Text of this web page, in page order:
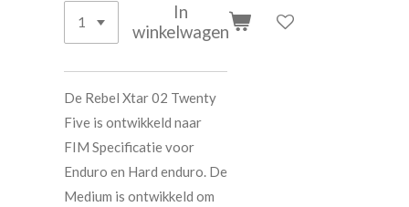
In
winkelwagen
De Rebel Xtar 02 Twenty
Five is ontwikkeld naar
FIM Specificatie voor
Enduro en Hard enduro. De
Medium is ontwikkeld om